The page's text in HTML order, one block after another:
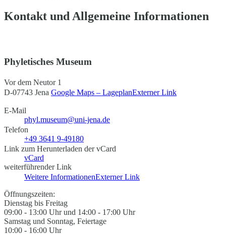
Kontakt und Allgemeine Informationen
Phyletisches Museum
Vor dem Neutor 1
D-07743 Jena Google Maps – LageplanExterner Link
E-Mail
phyl.museum@uni-jena.de
Telefon
+49 3641 9-49180
Link zum Herunterladen der vCard
vCard
weiterführender Link
Weitere InformationenExterner Link
Öffnungszeiten:
Dienstag bis Freitag
09:00 - 13:00 Uhr und 14:00 - 17:00 Uhr
Samstag und Sonntag, Feiertage
10:00 - 16:00 Uhr